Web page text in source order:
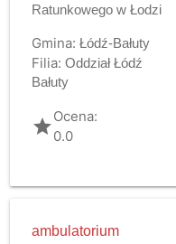
Ratunkowego w Łodzi
Gmina: Łódź-Bałuty
Filia: Oddział Łódź
Bałuty
gradeOcena:
0.0
ambulatorium